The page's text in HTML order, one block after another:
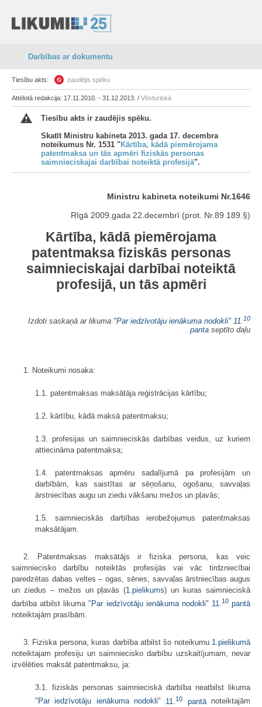
Darbības ar dokumentu
Tiesību akts: zaudējis spēku
Attēlotā redakcija: 17.11.2010. - 31.12.2013. / Vēsturiskā
Tiesību akts ir zaudējis spēku.
Skatīt Ministru kabineta 2013. gada 17. decembra
noteikumus Nr. 1531 "Kārtība, kādā piemērojama
patentmaksa un tās apmēri fiziskās personas
saimnieciskajai darbībai noteiktā profesijā".
Ministru kabineta noteikumi Nr.1646
Rīgā 2009.gada 22.decembrī (prot. Nr.89 189.§)
Kārtība, kādā piemērojama
patentmaksa fiziskās personas
saimnieciskajai darbībai noteiktā
profesijā, un tās apmēri
Izdoti saskaņā ar likuma "Par iedzīvotāju ienākuma nodokli" 11. 10
panta septīto daļu
1. Noteikumi nosaka:
1.1. patentmaksas maksātāja reģistrācijas kārtību;
1.2. kārtību, kādā maksā patentmaksu;
1.3. profesijas un saimnieciskās darbības veidus, uz kuriem
attiecināma patentmaksa;
1.4. patentmaksas apmēru sadalījumā pa profesijām un
darbībām, kas saistītas ar sēņošanu, ogošanu, savvaļas
ārstniecības augu un ziedu vākšanu mežos un pļavās;
1.5. saimnieciskās darbības ierobežojumus patentmaksas
maksātājam.
2. Patentmaksas maksātājs ir fiziska persona, kas veic
saimniecisko darbību noteiktās profesijās vai vāc tirdzniecībai
paredzētas dabas veltes – ogas, sēnes, savvaļas ārstniecības augus
un ziedus – mežos un pļavās (1.pielikums) un kuras saimnieciskā
darbība atbilst likuma " Par iedzīvotāju ienākuma nodokli" 11.10pantā
noteiktajām prasībām.
3. Fiziska persona, kuras darbība atbilst šo noteikumu 1.pielikumā
noteiktajam profesiju un saimniecisko darbību uzskaitījumam, nevar
izvēlēties maksāt patentmaksu, ja:
3.1. fiziskās personas saimnieciskā darbība neatbilst likuma
" Par iedzīvotāju ienākuma nodokli" 11.10 pantānoteiktajām